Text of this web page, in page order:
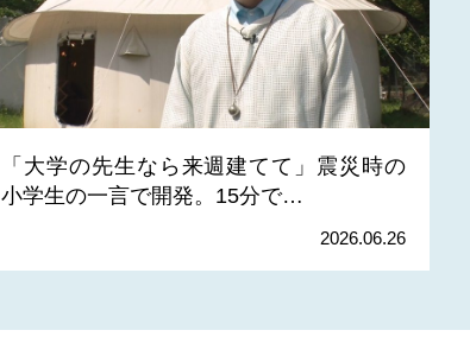
「大学の先生なら来週建てて」震災時の
小学生の一言で開発。15分で…
2026.06.26